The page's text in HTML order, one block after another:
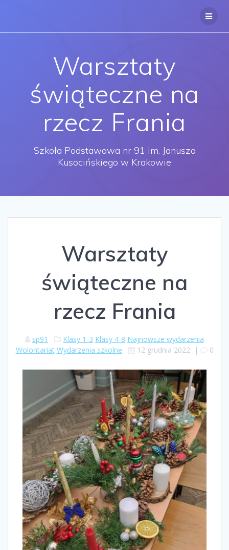
Warsztaty
świąteczne na
rzecz Frania
Szkoła Podstawowa nr 91 im. Janusza
Kusocińskiego w Krakowie
Warsztaty
świąteczne na
rzecz Frania
sp91 Klasy 1-3 Klasy 4-8 Najnowsze wydarzenia
Wolontariat Wydarzenia szkolne 12 grudnia 2022 | 0